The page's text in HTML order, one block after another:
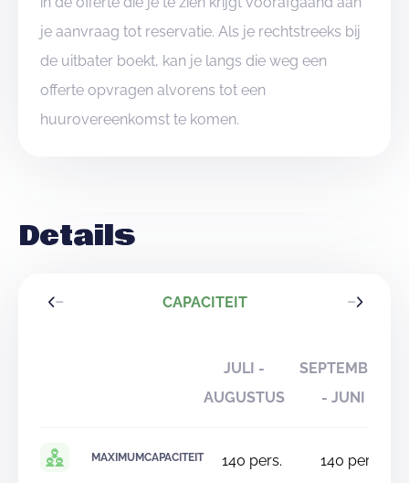
je aanvraag tot reservatie. Als je rechtstreeks bij
de uitbater boekt, kan je langs die weg een
offerte opvragen alvorens tot een
huurovereenkomst te komen.
Details
CAPACITEIT
JULI -
AUGUSTUS
SEPTEMBER
- JUNI
MAXIMUMCAPACITEIT 140 pers. 140 pers.